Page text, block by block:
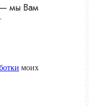
мы Вам
моих